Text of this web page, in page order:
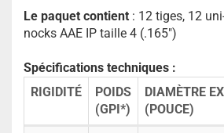
Le paquet contient : 12 tiges, 12
nocks AAE IP taille 4 (.165")
Spécifications techniques :
RIGIDITÉ
POIDS
(GPI*)
DIAMÈTRE
(POUCE)